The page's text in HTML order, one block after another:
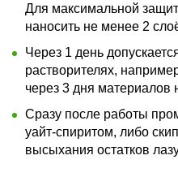
Для максимальной
наносить не менее 2
Через 1 день
растворителях,
через 3 дня материалов
Сразу после работы
уайт-спиритом, либо
высыхания остатков